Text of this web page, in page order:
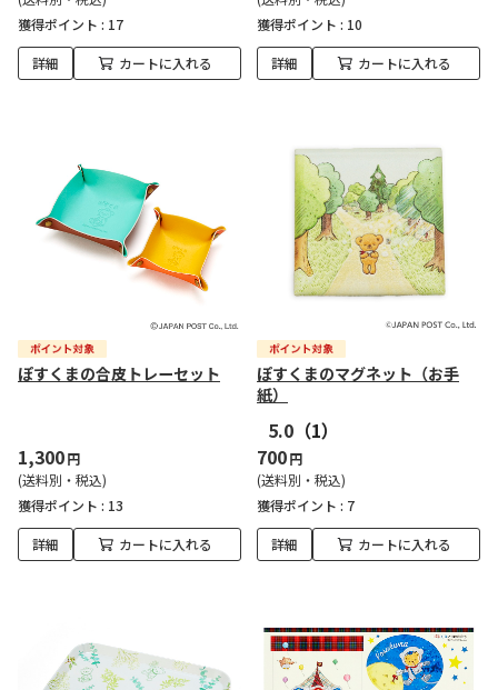
獲得ポイント : 17
詳細 カートに入れる
獲得ポイント : 10
詳細 カートに入れる
ぽすくまの合皮トレーセット
1,300円
(送料別・税込)
獲得ポイント : 13
詳細 カートに入れる
ぽすくまのマグネット（お手
紙）
5.0 （1）
700円
(送料別・税込)
獲得ポイント : 7
詳細 カートに入れる